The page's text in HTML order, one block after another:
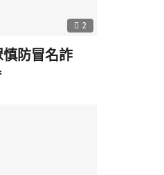
2
防冒名詐